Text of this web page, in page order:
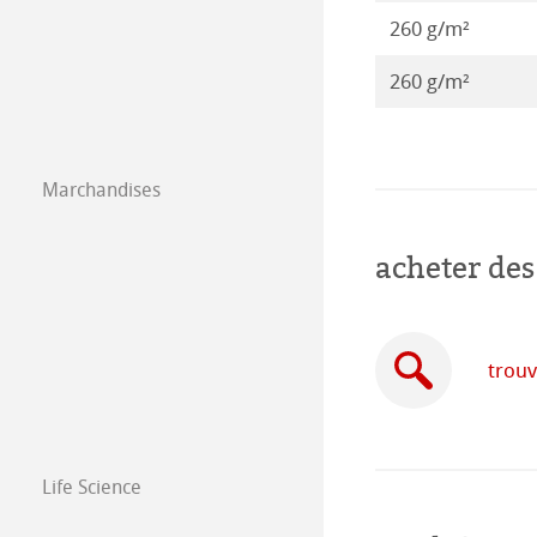
Papier isométric
Co-Branding
Illustrations 2019
Illustrations 2018
Co-Branding
Marchandises
Life Science
260 g/m²
260 g/m²
acheter